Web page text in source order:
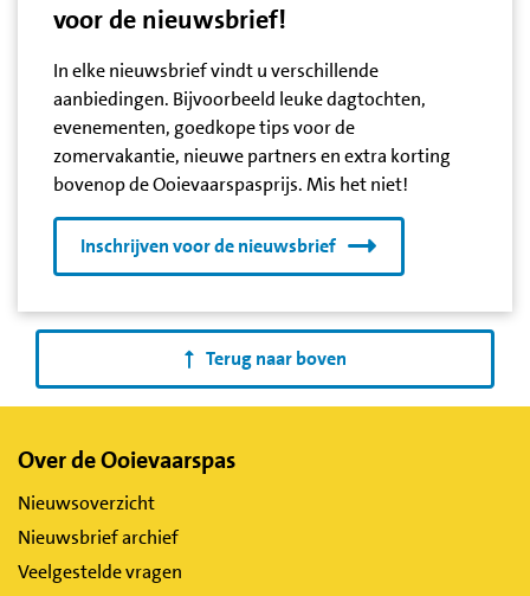
voor de nieuwsbrief!
In elke nieuwsbrief vindt u verschillende
aanbiedingen. Bijvoorbeeld leuke dagtochten,
evenementen, goedkope tips voor de
zomervakantie, nieuwe partners en extra korting
bovenop de Ooievaarspasprijs. Mis het niet!
Inschrijven voor de nieuwsbrief
Terug naar boven
Belangrijke
links
Over de Ooievaarspas
Nieuwsoverzicht
Nieuwsbrief archief
Veelgestelde vragen